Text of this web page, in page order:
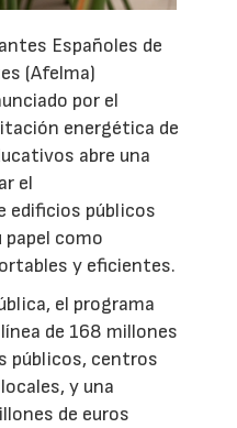
Españoles de
(Afelma)
por el
energética de
abre una
el
edificios públicos
como
y eficientes.
el programa
de 168 millones
públicos, centros
y una
de euros